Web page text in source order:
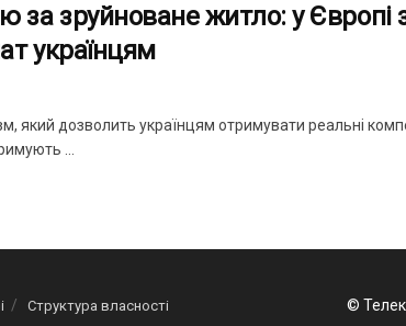
за зруйноване житло: у Європі
українцям
який дозволить українцям отримувати реальні
...
Структура власності
©